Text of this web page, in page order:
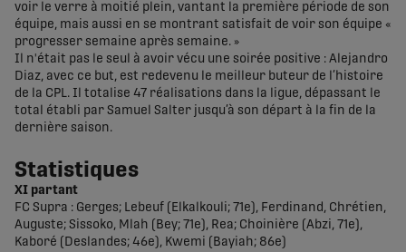
voir le verre à moitié plein, vantant la première période de son
équipe, mais aussi en se montrant satisfait de voir son équipe «
progresser semaine après semaine. »
Il n'était pas le seul à avoir vécu une soirée positive : Alejandro
Diaz, avec ce but, est redevenu le meilleur buteur de l’histoire
de la CPL. Il totalise 47 réalisations dans la ligue, dépassant le
total établi par Samuel Salter jusqu’à son départ à la fin de la
dernière saison.
Statistiques
XI partant
FC Supra : Gerges; Lebeuf (Elkalkouli; 71e), Ferdinand, Chrétien,
Auguste; Sissoko, Mlah (Bey; 71e), Rea; Choinière (Abzi, 71e),
Kaboré (Deslandes; 46e), Kwemi (Bayiah; 86e)